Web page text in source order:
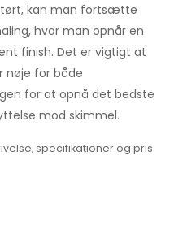
kan man fortsætte
hvor man opnår en
finish. Det er vigtigt at
nøje for både
for at opnå det bedste
mod skimmel.
specifikationer og pris